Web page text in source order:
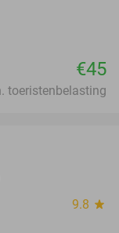
€45
toeristenbelasting
9.8 star